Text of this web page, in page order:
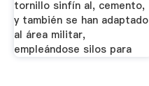
tornillo sinfín al, cemento,
y también se han adaptado
al área militar,
empleándose silos para